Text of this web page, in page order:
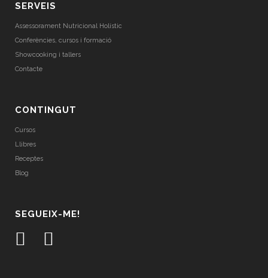
SERVEIS
Assessorament Nutricional Holístic
Conferències, cursos i formació
Showcooking i tallers
Contacte
CONTINGUT
Cursos
Llibres
Receptes
Blog
SEGUEIX-ME!